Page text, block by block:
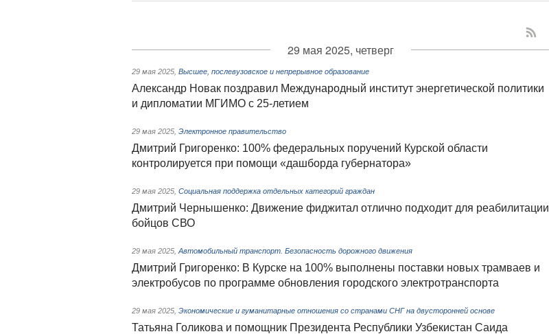
29 мая 2025, четверг
29 мая 2025 Высшее, послевузовское и непрерывное образование
Александр Новак поздравил Международный институт энергетической политики
и дипломатии МГИМО с 25-летием
29 мая 2025 Электронное правительство
Дмитрий Григоренко: 100% федеральных поручений Курской области
контролируется при помощи «дашборда губернатора»
29 мая 2025 Социальная поддержка отдельных категорий граждан
Дмитрий Чернышенко: Движение фиджитал отлично подходит для реабилитации
бойцов СВО
29 мая 2025 Автомобильный транспорт. Безопасность дорожного движения
Дмитрий Григоренко: В Курске на 100% выполнены поставки новых трамваев и
электробусов по программе обновления городского электротранспорта
29 мая 2025 Экономические и гуманитарные отношения со странами СНГ на двусторонней основе
Татьяна Голикова и помощник Президента Республики Узбекистан Саида